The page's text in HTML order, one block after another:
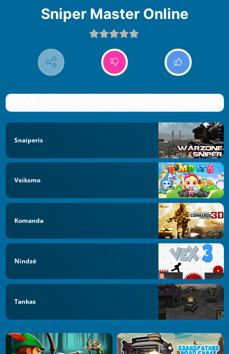
Sniper Master Online
Snaiperis
Veiksmo
Komanda
Nindzė
Tankas